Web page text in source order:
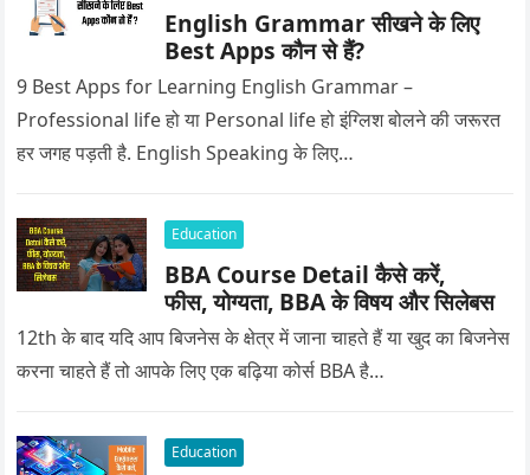
English Grammar सीखने के लिए
Best Apps कौन से हैं?
9 Best Apps for Learning English Grammar –
Professional life हो या Personal life हो इंग्लिश बोलने की जरूरत
हर जगह पड़ती है. English Speaking के लिए…
Education
BBA Course Detail कैसे करें,
फीस, योग्यता, BBA के विषय और सिलेबस
12th के बाद यदि आप बिजनेस के क्षेत्र में जाना चाहते हैं या खुद का बिजनेस
करना चाहते हैं तो आपके लिए एक बढ़िया कोर्स BBA है…
Education